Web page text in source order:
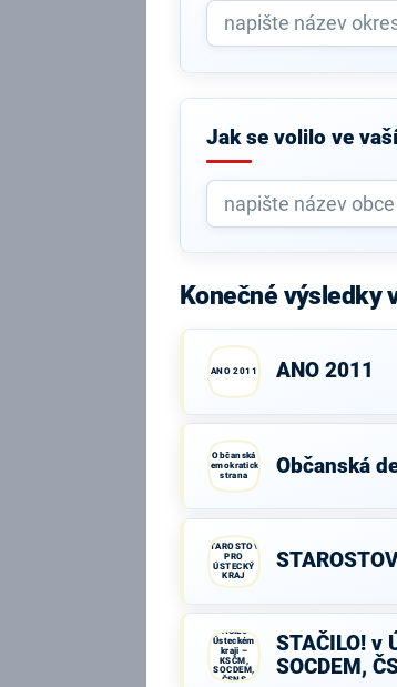
Jak se volilo ve
Konečné výsledky
ANO 2011 ANO 2011
Občanská
demokratická
strana
Občanská
STAROSTOVÉ
PRO
ÚSTECKÝ
KRAJ
STAČILO! v
Ústeckém
kraji –
KSČM,
SOCDEM,
ČSNS
STAČILO! v
SOCDEM,